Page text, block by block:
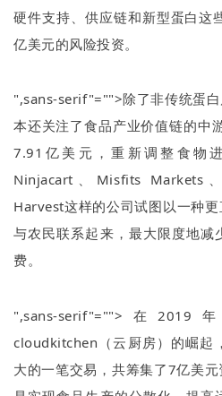
硬件支持、供应链和新型蛋白这
亿美元的风险投资。
",sans-serif"="">除了非传统蛋
本还关注了食品产业价值链的中
7.91 亿美元，重新调整食物
Ninjacart 、 Misfits Markets
Harvest这样的公司试图以一种
与农民联系起来，最大限度地减
费。
",sans-serif"="">在 2019
cloudkitchen （云厨房）的崛
大的一笔交易，共筹集了7亿美